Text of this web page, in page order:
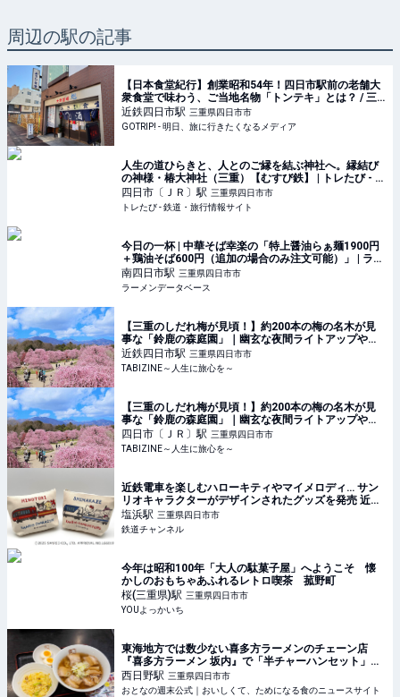
周辺の駅の記事
【日本食堂紀行】創業昭和54年！四日市駅前の老舗大
衆食堂で味わう、ご当地名物「トンテキ」とは？ / 三
重県四日市市の「あさひ食堂」 - GOTRIP!
近鉄四日市駅 三重県四日市市
GOTRIP! - 明日、旅に行きたくなるメディア
人生の道ひらきと、人とのご縁を結ぶ神社へ。縁結び
の神様・椿大神社（三重）【むすび鉄】 | トレたび - 鉄
道・旅行情報サイト
四日市〔ＪＲ〕駅 三重県四日市市
トレたび - 鉄道・旅行情報サイト
今日の一杯 | 中華そば幸楽の「特上醤油らぁ麺1900円
＋鶏油そば600円（追加の場合のみ注文可能）」 | ラー
メンデータベース
南四日市駅 三重県四日市市
ラーメンデータベース
【三重のしだれ梅が見頃！】約200本の梅の名木が見
事な「鈴鹿の森庭園」｜幽玄な夜間ライトアップや幻
想的なミストも | TABIZINE～人生に旅心を～
近鉄四日市駅 三重県四日市市
TABIZINE～人生に旅心を～
【三重のしだれ梅が見頃！】約200本の梅の名木が見
事な「鈴鹿の森庭園」｜幽玄な夜間ライトアップや幻
想的なミストも | TABIZINE～人生に旅心を～
四日市〔ＪＲ〕駅 三重県四日市市
TABIZINE～人生に旅心を～
近鉄電車を楽しむハローキティやマイメロディ… サン
リオキャラクターがデザインされたグッズを発売 近鉄
車両エンジニアリング | 鉄道ニュース | 鉄道チャンネル
塩浜駅 三重県四日市市
鉄道チャンネル
今年は昭和100年「大人の駄菓子屋」へようこそ 懐
かしのおもちゃあふれるレトロ喫茶 菰野町
桜(三重県)駅 三重県四日市市
YOUよっかいち
東海地方では数少ない喜多方ラーメンのチェーン店
『喜多方ラーメン 坂内』で「半チャーハンセット」を
食らう！ - おとなの週末公式｜おいしくて、ためにな
る食のニュースサイト
西日野駅 三重県四日市市
おとなの週末公式｜おいしくて、ためになる食のニュースサイト